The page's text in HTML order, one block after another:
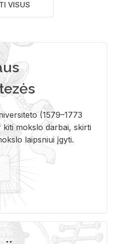
VISUS
(1579–1773
mokslo darbai, skirti
laipsniui įgyti.